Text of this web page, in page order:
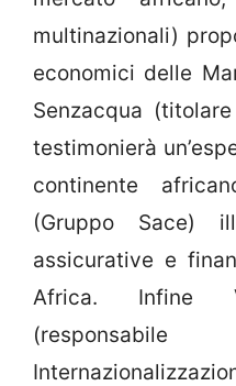
multinazionali)
economici delle
Senzacqua
testimonierà
continente
(Gruppo Sace)
assicurative e
Africa. Infine